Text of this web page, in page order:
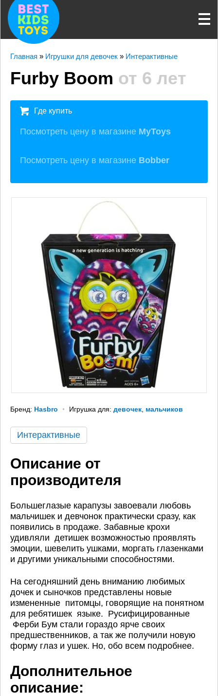
Главная » Игрушки для девочек » Интерактивные
Furby Boom от 6 лет
Где купить
Посмотреть цену в магазине MyToys
Посмотреть цену в магазине Bobber
Бренд: Hasbro Игрушка для: девочек мальчиков
Интерактивные
Описание от
производителя
Большеглазые карапузы завоевали любовь
мальчишек и девчонок практически сразу, как
появились в продаже. Забавные крохи
удивляли детишек возможностью проявлять
эмоции, шевелить ушками, моргать глазенками
и другими уникальными способностями.
На сегодняшний день вниманию любимых
дочек и сыночков представлены новые
измененные питомцы, говорящие на понятном
для ребятишек языке. Русифицированные
Ферби Бум стали гораздо ярче своих
предшественников, а так же получили новую
форму глаз и ушек. Но, обо всем подробнее.
Дополнительное
описание: